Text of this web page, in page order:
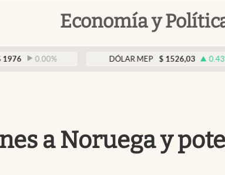
Economía y
0.00% DÓLAR MEP $ 1526,03 0.43%
a Noruega y